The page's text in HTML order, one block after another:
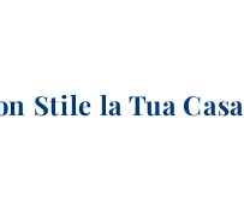
Stile la Tua Casa